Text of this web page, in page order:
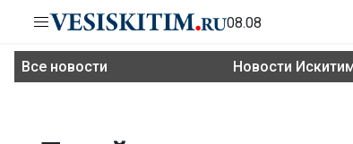
08.08
Все новости Новости